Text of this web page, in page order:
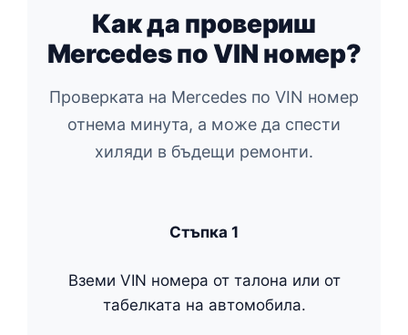
Как да провериш
Mercedes по VIN номер?
Проверката на Mercedes по VIN номер
отнема минута, а може да спести
хиляди в бъдещи ремонти.
Стъпка 1
Вземи VIN номера от талона или от
табелката на автомобила.